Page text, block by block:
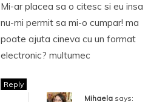
Mi-ar placea sa o citesc si eu insa
nu-mi permit sa mi-o cumpar! ma
poate ajuta cineva cu un format
electronic? multumec
Reply
Mihaela says: